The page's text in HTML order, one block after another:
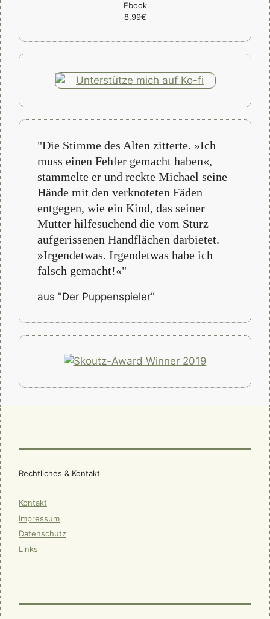
Ebook
8,99€
"Die Stimme des Alten zitterte. »Ich
muss einen Fehler gemacht haben«,
stammelte er und reckte Michael seine
Hände mit den verknoteten Fäden
entgegen, wie ein Kind, das seiner
Mutter hilfesuchend die vom Sturz
aufgerissenen Handflächen darbietet.
»Irgendetwas. Irgendetwas habe ich
falsch gemacht!«"
aus "Der Puppenspieler"
Rechtliches & Kontakt
Kontakt
Impressum
Datenschutz
Links